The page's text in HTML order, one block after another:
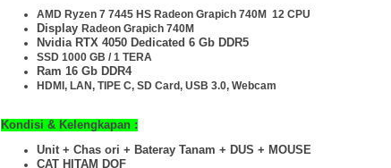
AMD Ryzen 7 7445 HS Radeon Grapich 740M 12 CPU
Display Radeon Grapich 740M
Nvidia RTX 4050 Dedicated 6 Gb DDR5
SSD 1000 GB / 1 TERA
Ram 16 Gb DDR4
HDMI, LAN, TIPE C, SD Card, USB 3.0, Webcam
Kondisi & Kelengkapan :
Unit + Chas ori + Bateray Tanam + DUS + MOUSE
CAT HITAM DOF